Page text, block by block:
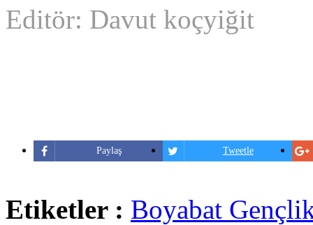
Editör: Davut koçyiğit
Paylaş Tweetle
Etiketler : Boyabat